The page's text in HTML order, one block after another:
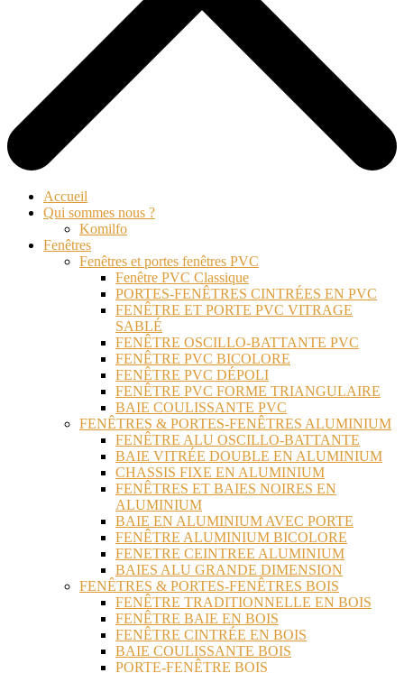
Accueil
Qui sommes nous ?
Komilfo
Fenêtres
Fenêtres et portes fenêtres PVC
Fenêtre PVC Classique
PORTES-FENÊTRES CINTRÉES EN PVC
FENÊTRE ET PORTE PVC VITRAGE
SABLÉ
FENÊTRE OSCILLO-BATTANTE PVC
FENÊTRE PVC BICOLORE
FENÊTRE PVC DÉPOLI
FENÊTRE PVC FORME TRIANGULAIRE
BAIE COULISSANTE PVC
FENÊTRES & PORTES-FENÊTRES ALUMINIUM
FENÊTRE ALU OSCILLO-BATTANTE
BAIE VITRÉE DOUBLE EN ALUMINIUM
CHASSIS FIXE EN ALUMINIUM
FENÊTRES ET BAIES NOIRES EN
ALUMINIUM
BAIE EN ALUMINIUM AVEC PORTE
FENÊTRE ALUMINIUM BICOLORE
FENETRE CEINTREE ALUMINIUM
BAIES ALU GRANDE DIMENSION
FENÊTRES & PORTES-FENÊTRES BOIS
FENÊTRE TRADITIONNELLE EN BOIS
FENÊTRE BAIE EN BOIS
FENÊTRE CINTRÉE EN BOIS
BAIE COULISSANTE BOIS
PORTE-FENÊTRE BOIS